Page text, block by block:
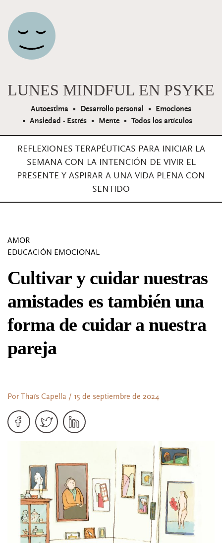
Navegación principal
LUNES MINDFUL EN PSYKE
Autoestima Desarrollo personal
Emociones
Ansiedad - Estrés
Mente Todos los artículos
REFLEXIONES TERAPÉUTICAS PARA INICIAR LA
SEMANA CON LA INTENCIÓN DE VIVIR EL
PRESENTE Y ASPIRAR A UNA VIDA PLENA CON
SENTIDO
AMOR
EDUCACIÓN EMOCIONAL
Cultivar y cuidar nuestras
amistades es también una
forma de cuidar a nuestra
pareja
Por Thaïs Capella / 15 de septiembre de 2024